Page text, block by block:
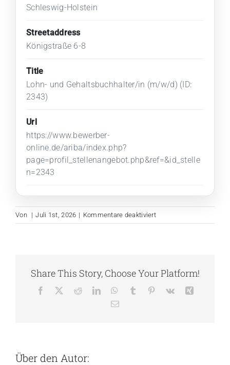
Schleswig-Holstein
Streetaddress
Königstraße 6-8
Title
Lohn- und Gehaltsbuchhalter/in (m/w/d) (ID:
2343)
Url
https://www.bewerber-
online.de/ariba/index.php?
page=profil_stellenangebot.php&ref=&id_stelle
n=2343
Von | Juli 1st, 2026 | Kommentare deaktiviertfür
Lohn-
(ID:
Share This Story, Choose Your Platform!
Facebook RedditLinkedInWhatsApp
Tumblr Pinterest
Vk
E-
Über den Autor: